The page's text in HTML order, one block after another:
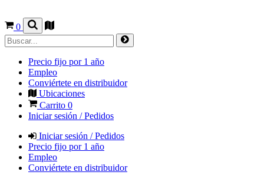
0
Precio fijo por 1 año
Empleo
Conviértete en distribuidor
Ubicaciones
Carrito 0
Iniciar sesión / Pedidos
Iniciar sesión / Pedidos
Precio fijo por 1 año
Empleo
Conviértete en distribuidor